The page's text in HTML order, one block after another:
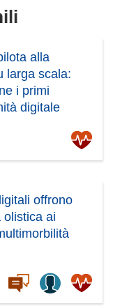
alla
larga scala:
i primi
digitale
offrono
olistica ai